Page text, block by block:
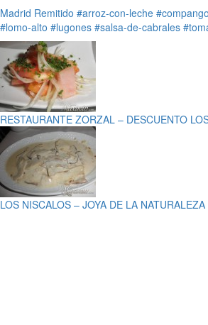
Madrid Remitido #arroz-con-leche #compango
#lomo-alto #lugones #salsa-de-cabrales
RESTAURANTE ZORZAL – DESCUENTO
LOS NISCALOS – JOYA DE LA NATURALEZA